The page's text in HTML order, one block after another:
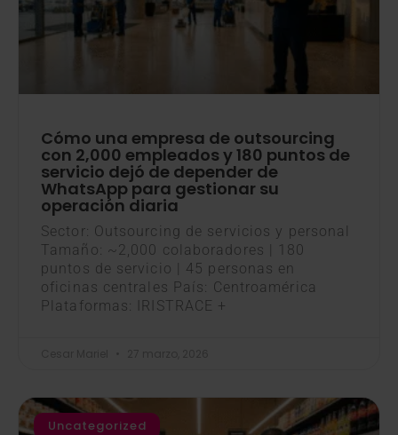
Cómo una empresa de outsourcing
con 2,000 empleados y 180 puntos de
servicio dejó de depender de
WhatsApp para gestionar su
operación diaria
Sector: Outsourcing de servicios y personal
Tamaño: ~2,000 colaboradores | 180
puntos de servicio | 45 personas en
oficinas centrales País: Centroamérica
Plataformas: IRISTRACE +
Uncategorized